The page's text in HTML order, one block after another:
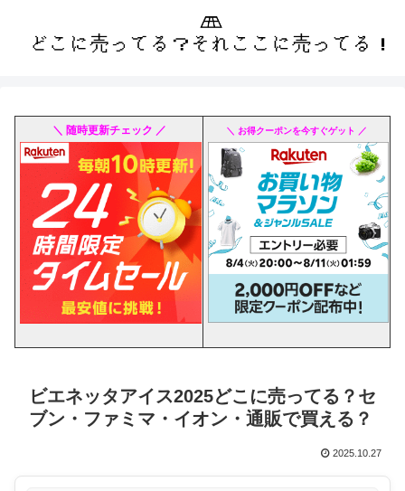
＼ 随時更新チェック ／ ＼ お得クーポンを今すぐゲット ／
ビエネッタアイス2025どこに売ってる？セ
ブン・ファミマ・イオン・通販で買える？
2025.10.27